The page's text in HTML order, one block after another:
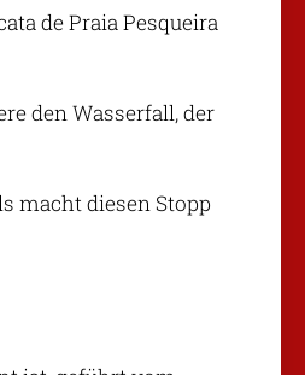
de Praia Pesqueira
den Wasserfall, der
macht diesen Stopp